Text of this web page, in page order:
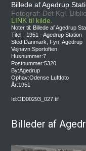
Billede af Agedrup
Fotograf: Det Kgl.
LINK til kilde.
Noter til: Billede af Agedrup
Titel:- 1951 - Agedrup Station
Sted:Danmark, Fyn, Agedrup
Vejnavn:Sportoften
Husnummer:7
Postnummer:5320
By:Agedrup
Ophav:Odense Luftfoto
År:1951
Id:OD00293_027.tif
Billeder af